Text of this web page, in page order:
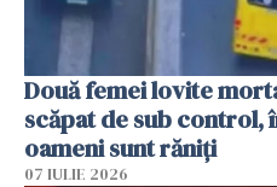
Două femei lovite
scăpat de sub control,
oameni sunt răniți
07 IULIE 2026